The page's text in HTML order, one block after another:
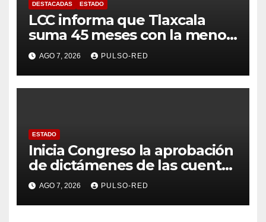
DESTACADAS ESTADO
LCC informa que Tlaxcala
suma 45 meses con la menor
tasa de delitos en el país
AGO 7, 2026 PULSO-RED
ESTADO
Inicia Congreso la aprobación
de dictámenes de las cuentas
públicas de entes
fiscalizables del ejercicio
fiscal 2025
AGO 7, 2026 PULSO-RED